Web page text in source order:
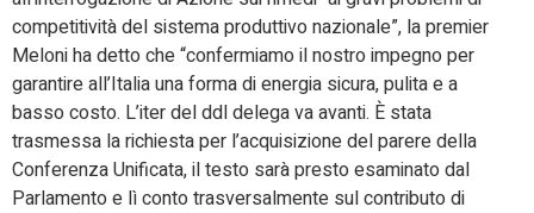
competitività del sistema produttivo nazionale”, la premier
Meloni ha detto che “confermiamo il nostro impegno per
garantire all’Italia una forma di energia sicura, pulita e a
basso costo. L’iter del ddl delega va avanti. È stata
trasmessa la richiesta per l’acquisizione del parere della
Conferenza Unificata, il testo sarà presto esaminato dal
Parlamento e lì conto trasversalmente sul contributo di